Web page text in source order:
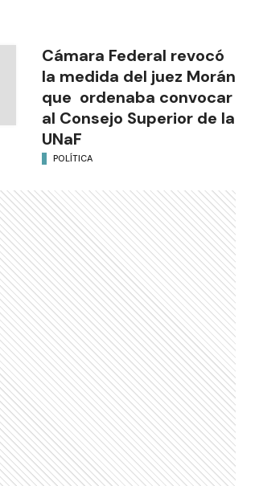
Cámara Federal revocó
la medida del juez Morán
que ordenaba convocar
al Consejo Superior de la
UNaF
POLÍTICA